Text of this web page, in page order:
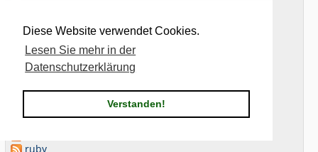
Diese Website verwendet Cookies.
Lesen Sie mehr in der
Datenschutzerklärung
Verstanden!
nanoc
nordsee
packstation
PHP
rechtsprechung
ruby